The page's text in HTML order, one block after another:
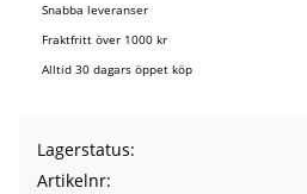
Snabba leveranser
Fraktfritt över 1000 kr
Alltid 30 dagars öppet köp
Lagerstatus
Artikelnr